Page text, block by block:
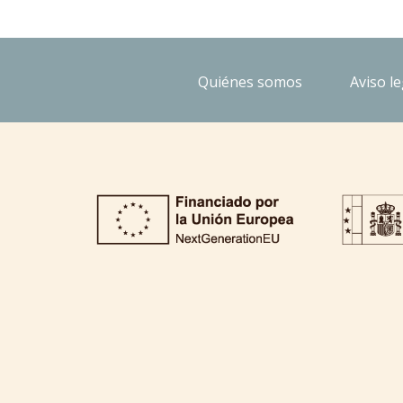
Quiénes somos Aviso